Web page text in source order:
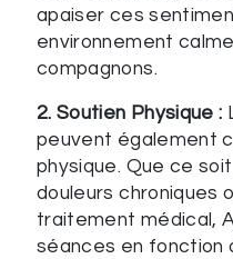
apaiser ces
environnement
compagnons.
2. Soutien Physique :
peuvent également
physique. Que ce
douleurs chroniques
traitement médical,
séances en fonction